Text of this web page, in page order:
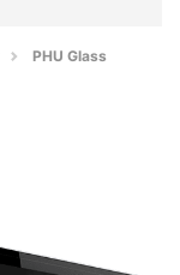
PHU Glass